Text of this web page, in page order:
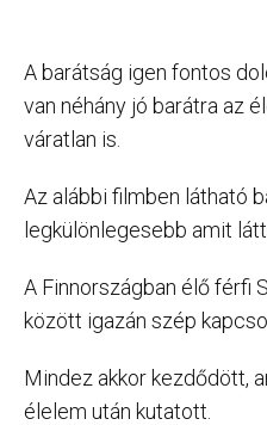
A barátság igen fontos
van néhány jó barátra az
váratlan is.
Az alábbi filmben látható
legkülönlegesebb amit
A Finnországban élő férfi
között igazán szép
Mindez akkor kezdődött,
élelem után kutatott.